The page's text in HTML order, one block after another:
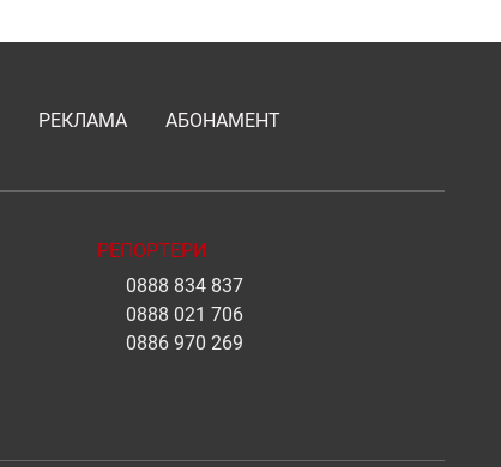
РЕКЛАМА АБОНАМЕНТ
РЕПОРТЕРИ
0888 834 837
0888 021 706
0886 970 269